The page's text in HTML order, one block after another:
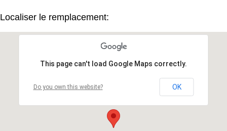
Localiser le remplacement:
This page can't load Google Maps correctly.
Do you own this website? OK